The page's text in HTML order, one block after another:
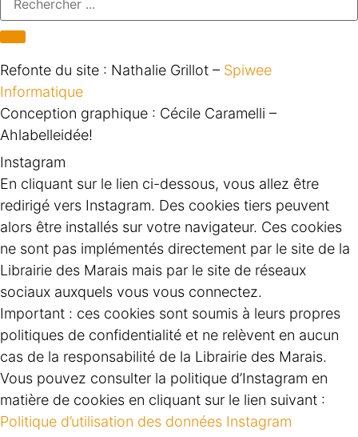
Refonte du site : Nathalie Grillot – Spiwee
Informatique
Conception graphique : Cécile Caramelli –
Ahlabelleidée!
Instagram
En cliquant sur le lien ci-dessous, vous allez être
redirigé vers Instagram. Des cookies tiers peuvent
alors être installés sur votre navigateur. Ces cookies
ne sont pas implémentés directement par le site de la
Librairie des Marais mais par le site de réseaux
sociaux auxquels vous vous connectez.
Important : ces cookies sont soumis à leurs propres
politiques de confidentialité et ne relèvent en aucun
cas de la responsabilité de la Librairie des Marais.
Vous pouvez consulter la politique d’Instagram en
matière de cookies en cliquant sur le lien suivant :
Politique d’utilisation des données Instagram